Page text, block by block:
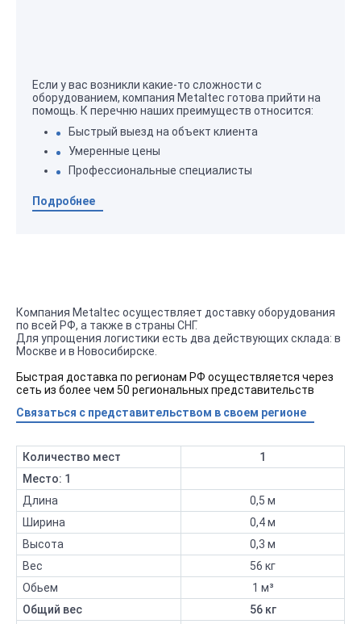
Если у вас возникли какие-то сложности с
оборудованием, компания Metaltec готова прийти на
помощь. К перечню наших преимуществ относится:
Быстрый выезд на объект клиента
Умеренные цены
Профессиональные специалисты
Подробнее
Компания Metaltec осуществляет доставку оборудования
по всей РФ, а также в страны СНГ.
Для упрощения логистики есть два действующих склада: в
Москве и в Новосибирске.
Быстрая доставка по регионам РФ осуществляется через
сеть из более чем 50 региональных представительств
Связаться с представительством в своем регионе
Количество мест
1
Место: 1
Длина
0,5 м
Ширина
0,4 м
Высота
0,3 м
Вес
56 кг
Обьем
1 м³
Общий вес
56 кг